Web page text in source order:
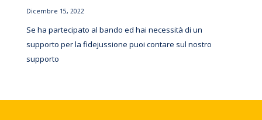
Dicembre 15, 2022
Se ha partecipato al bando ed hai necessità di un
supporto per la fidejussione puoi contare sul nostro
supporto